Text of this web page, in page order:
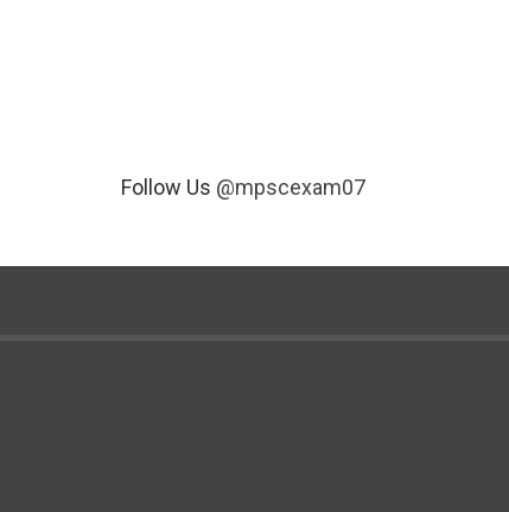
Follow Us @mpscexam07